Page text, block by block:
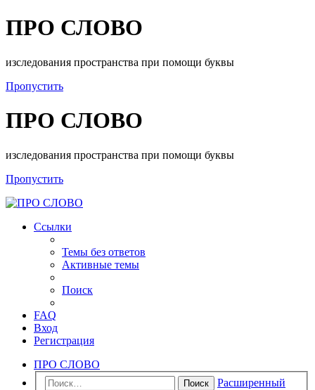
ПРО СЛОВО
изследования пространства при помощи буквы
Пропустить
ПРО СЛОВО
изследования пространства при помощи буквы
Пропустить
Ссылки
Темы без ответов
Активные темы
Поиск
FAQ
Вход
Регистрация
ПРО СЛОВО
Поиск
Расширенный